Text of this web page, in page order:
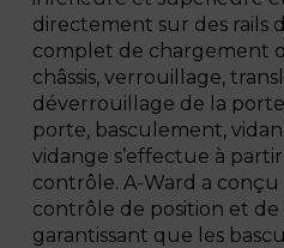
directement sur des rails
complet de chargement
châssis, verrouillage,
déverrouillage de la
porte, basculement,
vidange s’effectue à
contrôle. A-Ward a
contrôle de position et
garantissant que les